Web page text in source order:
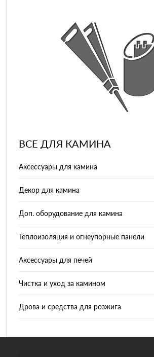
ВСЕ ДЛЯ КАМИНА
Аксессуары для камина
Декор для камина
Доп. оборудование для камина
Теплоизоляция и огнеупорные панели
Аксессуары для печей
Чистка и уход за камином
Дрова и средства для розжига